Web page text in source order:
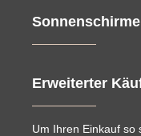
Sonnenschirme
Erweiterter
Um Ihren Einkauf so